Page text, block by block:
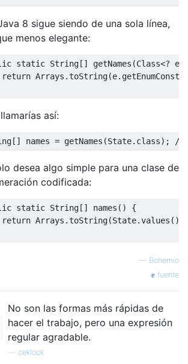
8 sigue siendo de una sola línea,
menos elegante:
static String[] getNames (Class<?
return Arrays .toString(e.
así:
[] names = getNames (State. class); //
desea algo simple para una clase de
codificada:
static String[] names ()
{
return Arrays .toString(State.values
— Bohemio
fuente
No son las formas más rápidas de
hacer el trabajo, pero una expresión
regular agradable.
ceklock